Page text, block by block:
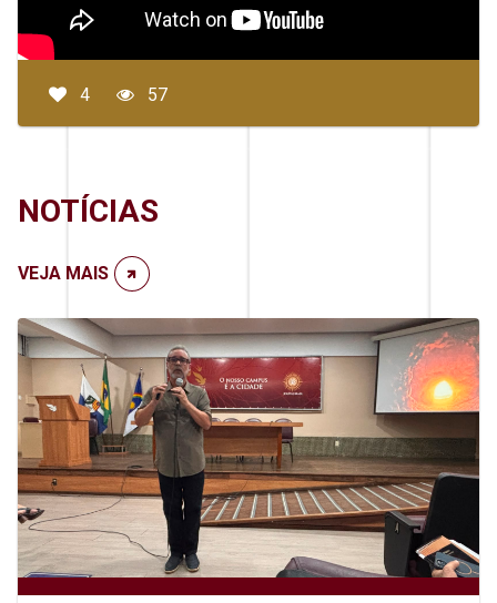
4 57
NOTÍCIAS
VEJA MAIS